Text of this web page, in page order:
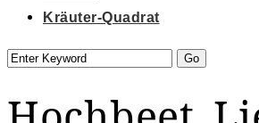
Kräuter-Quadrat